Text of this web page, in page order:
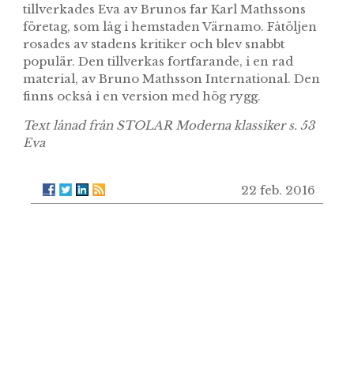
tillverkades Eva av Brunos far Karl Mathssons
företag, som låg i hemstaden Värnamo. Fåtöljen
rosades av stadens kritiker och blev snabbt
populär. Den tillverkas fortfarande, i en rad
material, av Bruno Mathsson International. Den
finns också i en version med hög rygg.
Text lånad från STOLAR Moderna klassiker s. 53
Eva
22 feb. 2016